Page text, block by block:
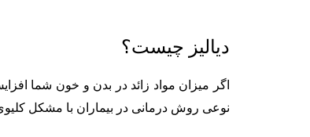
دیالیز چیست؟
اگر میزان مواد زائد در بدن و خون شما
نوعی روش درمانی در بیماران با مشکل